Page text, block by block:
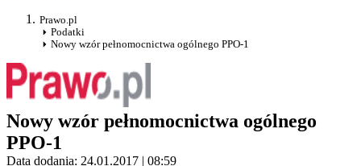
Prawo.pl
Podatki
Nowy wzór pełnomocnictwa ogólnego PPO-1
Nowy wzór pełnomocnictwa ogólnego
PPO-1
Data dodania: 24.01.2017 | 08:59